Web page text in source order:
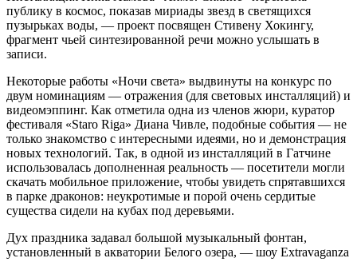
публику в космос, показав мириады звезд в светящихся
пузырьках воды, — проект посвящен Стивену Хокингу,
фрагмент чьей синтезированной речи можно услышать в
записи.
Некоторые работы «Ночи света» выдвинуты на конкурс по
двум номинациям — отражения (для световых инсталляций) и
видеомэппинг. Как отметила одна из членов жюри, куратор
фестиваля «Staro Riga» Диана Чивле, подобные события — не
только знакомство с интересными идеями, но и демонстрация
новых технологий. Так, в одной из инсталляций в Гатчине
использовалась дополненная реальность — посетители могли
скачать мобильное приложение, чтобы увидеть спрятавшихся
в парке драконов: неукротимые и порой очень сердитые
существа сидели на кубах под деревьями.
Дух праздника задавал большой музыкальный фонтан,
установленный в акватории Белого озера, — шоу Extravaganza